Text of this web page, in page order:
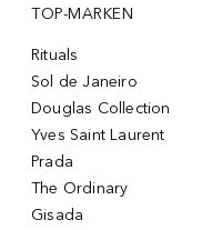
TOP-MARKEN
Rituals
Sol de Janeiro
Douglas Collection
Yves Saint Laurent
Prada
The Ordinary
Gisada